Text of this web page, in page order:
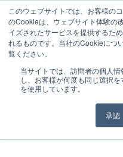
このウェブサイトでは、お客様の
のCookieは、ウェブサイト体験の
イズされたサービスを提供するた
れるものです。当社のCookieにつ
覧ください。
当サイトでは、訪問者の個人
し、お客様が何度も同じ選択
を使用しています。
承認
【246COMMON
ンエコライフな